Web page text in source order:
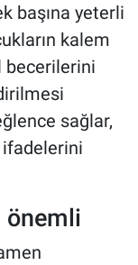
başına yeterli
kalem
becerilerini
sağlar,
önemli